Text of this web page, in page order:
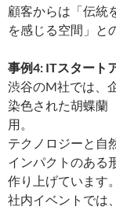
顧客からは「伝統
を感じる空間」と
事例4: ITスタート
渋谷のM社では、
染色された胡蝶蘭
用。
テクノロジーと自
インパクトのある
作り上げています。
社内イベントでは